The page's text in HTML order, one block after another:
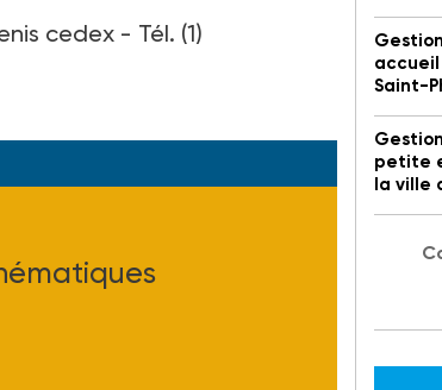
cedex - Tél. (1)
accueil
Saint-
petite
la ville